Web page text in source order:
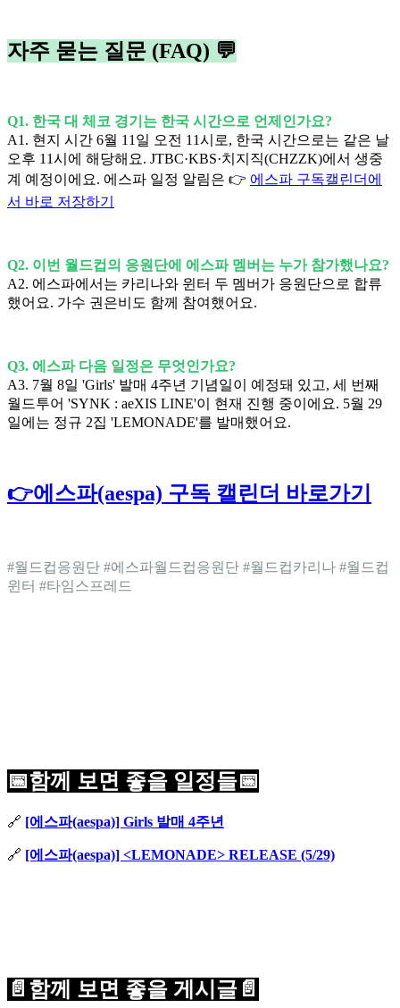
자주 묻는 질문 (FAQ) 💬
Q1. 한국 대 체코 경기는 한국 시간으로 언제인가요?
A1. 현지 시간 6월 11일 오전 11시로, 한국 시간으로는 같은 날
오후 11시에 해당해요. JTBC·KBS·치지직(CHZZK)에서 생중
계 예정이에요. 에스파 일정 알림은 👉 에스파 구독캘린더에
서 바로 저장하기
Q2. 이번 월드컵의 응원단에 에스파 멤버는 누가 참가했나요?
A2. 에스파에서는 카리나와 윈터 두 멤버가 응원단으로 합류
했어요. 가수 권은비도 함께 참여했어요.
Q3. 에스파 다음 일정은 무엇인가요?
A3. 7월 8일 'Girls' 발매 4주년 기념일이 예정돼 있고, 세 번째
월드투어 'SYNK : aeXIS LINE'이 현재 진행 중이에요. 5월 29
일에는 정규 2집 'LEMONADE'를 발매했어요.
👉에스파(aespa) 구독 캘린더 바로가기
#월드컵응원단 #에스파월드컵응원단 #월드컵카리나 #월드컵
윈터 #타임스프레드
📅함께 보면 좋을 일정들📅
🔗 [에스파(aespa)] Girls 발매 4주년
🔗 [에스파(aespa)] <LEMONADE> RELEASE (5/29)
📄함께 보면 좋을 게시글📄